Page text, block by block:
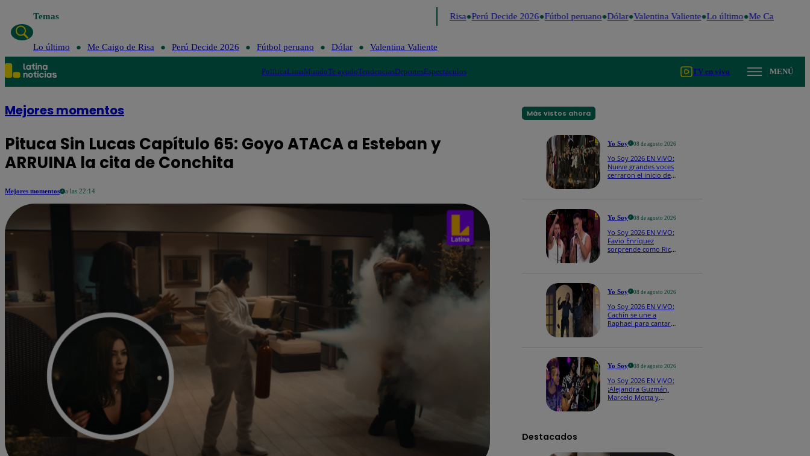
Temas Me Caigo de Risa Perú Decide 2026 Fútbol peruano Dólar Valentina Valiente Lo último Me Caigo de
Lo último Me Caigo de Risa Perú Decide 2026 Fútbol peruano Dólar Valentina Valiente
PolíticaLimaMundoTe ayudoTendenciasDeportesEspectáculos TV en vivo MENÚ
Mejores momentos
Pituca Sin Lucas Capítulo 65: Goyo ATACA a Esteban y
ARRUINA la cita de Conchita
Mejores momentos a las 22:14
Más vistos ahora
Yo Soy 08 de agosto 2026
Yo Soy 2026 EN VIVO:
Nueve grandes voces
cerraron el inicio de
Yo Soy 08 de agosto 2026
Yo Soy 2026 EN VIVO:
Favio Enríquez
sorprende como Ricky
Yo Soy 08 de agosto 2026
Yo Soy 2026 EN VIVO:
Cachín se une a
Raphael para cantar
Yo Soy 08 de agosto 2026
Yo Soy 2026 EN VIVO:
¡Alejandra Guzmán,
Marcelo Motta y
Destacados